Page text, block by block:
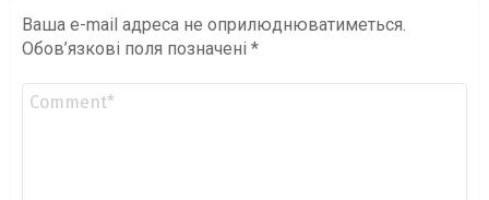
Ваша e-mail адреса не оприлюднюватиметься.
Обов’язкові поля позначені *
Коментар